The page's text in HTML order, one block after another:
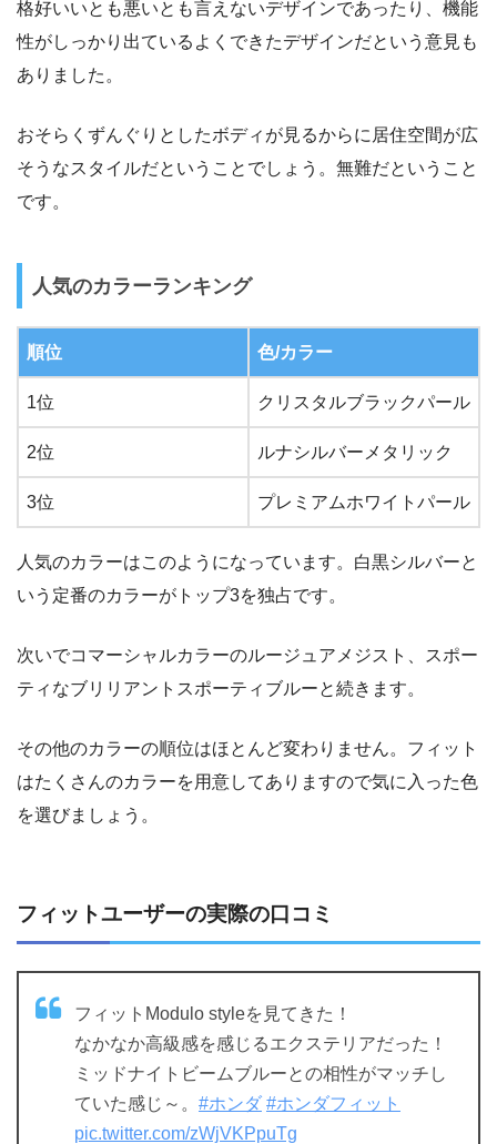
格好いいとも悪いとも言えないデザインであったり、機能
性がしっかり出ているよくできたデザインだという意見も
ありました。
おそらくずんぐりとしたボディが見るからに居住空間が広
そうなスタイルだということでしょう。無難だということ
です。
人気のカラーランキング
順位 色/カラー
1位 クリスタルブラックパール
2位 ルナシルバーメタリック
3位 プレミアムホワイトパール
人気のカラーはこのようになっています。白黒シルバーと
いう定番のカラーがトップ3を独占です。
次いでコマーシャルカラーのルージュアメジスト、スポー
ティなブリリアントスポーティブルーと続きます。
その他のカラーの順位はほとんど変わりません。フィット
はたくさんのカラーを用意してありますので気に入った色
を選びましょう。
フィットユーザーの実際の口コミ
フィットModulo styleを見てきた！
なかなか高級感を感じるエクステリアだった！
ミッドナイトビームブルーとの相性がマッチし
ていた感じ～。 #ホンダ #ホンダフィット
pic.twitter.com/zWjVKPpuTg